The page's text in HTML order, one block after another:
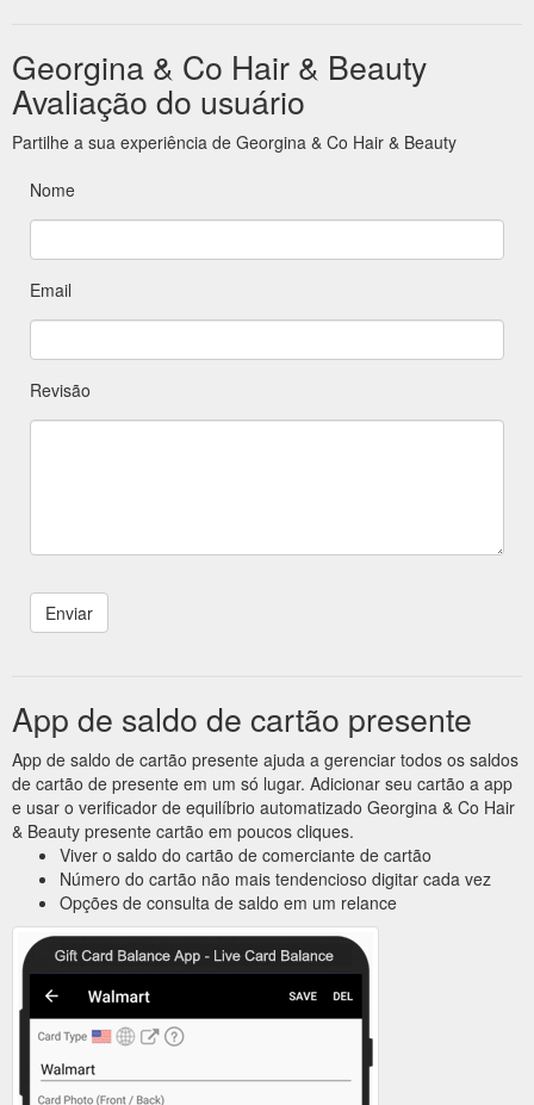
Georgina & Co Hair & Beauty
Avaliação do usuário
Partilhe a sua experiência de Georgina & Co Hair & Beauty
Nome
Email
Revisão
App de saldo de cartão presente
App de saldo de cartão presente ajuda a gerenciar todos os saldos
de cartão de presente em um só lugar. Adicionar seu cartão a app
e usar o verificador de equilíbrio automatizado Georgina & Co Hair
& Beauty presente cartão em poucos cliques.
Viver o saldo do cartão de comerciante de cartão
Número do cartão não mais tendencioso digitar cada vez
Opções de consulta de saldo em um relance